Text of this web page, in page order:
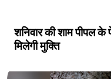
शनिवार की शाम पीपल
मिलेगी मुक्ति